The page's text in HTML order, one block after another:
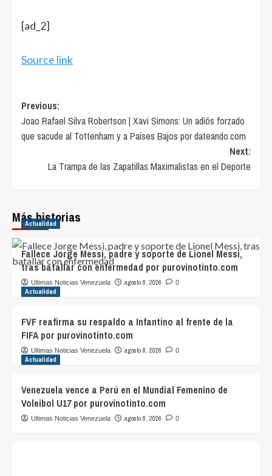
Navegación
entradas
[ad_2]
Source link
Post
navigation
Previous:
Joao Rafael Silva Robertson | Xavi Simons: Un adiós forzado
que sacude al Tottenham y a Países Bajos por dateando.com
Next:
La Trampa de las Zapatillas Maximalistas en el Deporte
Más historias
Actualidad
Fallece Jorge Messi, padre y soporte de Lionel Messi,
tras batallar con enfermedad por purovinotinto.com
Ultimas Noticias Venezuela agosto 8, 2026 0
Actualidad
FVF reafirma su respaldo a Infantino al frente de la
FIFA por purovinotinto.com
Ultimas Noticias Venezuela agosto 8, 2026 0
Actualidad
Venezuela vence a Perú en el Mundial Femenino de
Voleibol U17 por purovinotinto.com
Ultimas Noticias Venezuela agosto 8, 2026 0